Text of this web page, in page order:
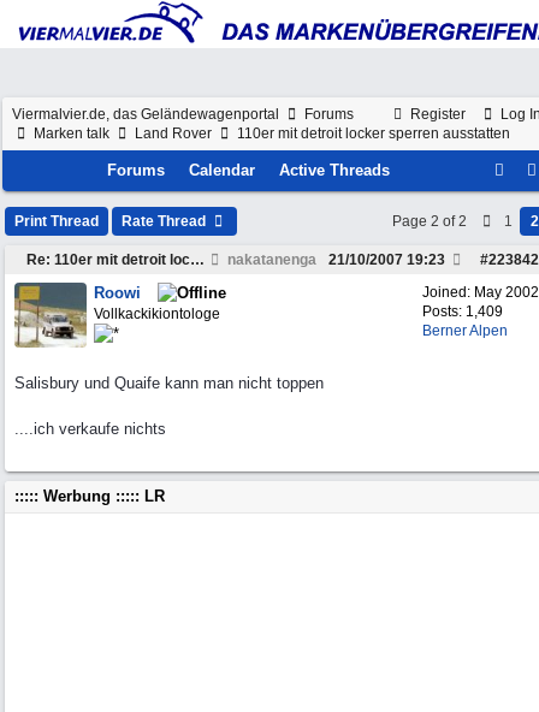
Register Log
Viermalvier.de, das Geländewagenportal
Forums
Marken talk
Land Rover 110er mit detroit locker sperren ausstatten
Forums Calendar Active Threads
Print Thread Rate Thread Page 2 of 2 1 2
Re: 110er mit detroit locker sperren ausstatten nakatanenga #223842
21/10/2007 19:23
Joined: May 2002
Posts: 1,409
Berner Alpen
Roowi
Vollkackikiontologe
Salisbury und Quaife kann man nicht toppen
....ich verkaufe nichts
::::: Werbung ::::: LR